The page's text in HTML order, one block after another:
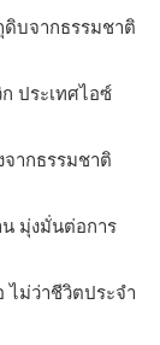
บจากธรรมชาติ
ประเทศไอซ์
ากธรรมชาติ
มุ่งมั่นต่อการ
ไม่ว่าชีวิตประจำ